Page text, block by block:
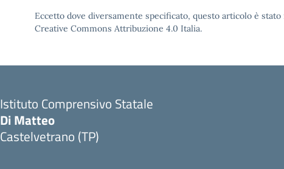
Eccetto dove diversamente specificato, questo articolo è
Creative Commons Attribuzione 4.0 Italia.
Istituto Comprensivo Statale
Di Matteo
Castelvetrano (TP)